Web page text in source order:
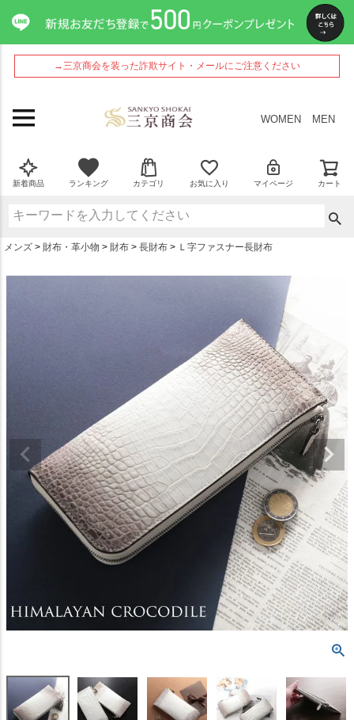
→三京商会を装った詐欺サイト・メールにご注意ください
WOMEN MEN
新着商品 ランキング カテゴリ お気に入り マイページ カート
メンズ 財布・革小物 財布 長財布 Ｌ字ファスナー長財布
ペー
ジト
ップ
へ